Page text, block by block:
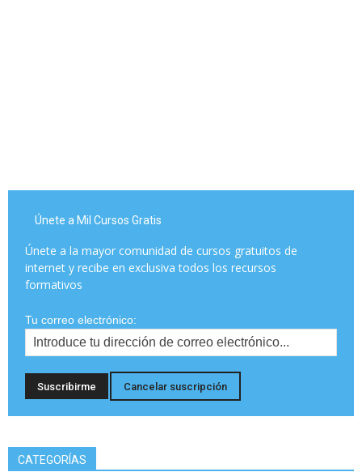
Únete a Mil Cursos Gratis
Únete a la mayor comunidad de cursos gratuitos de
internet y recibe en exclusiva todos los recursos
formativos
Tu correo electrónico:
CATEGORÍAS